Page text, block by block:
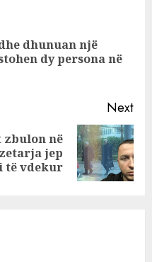
dhunuan një
dy persona në
Next
në
jep
të vdekur